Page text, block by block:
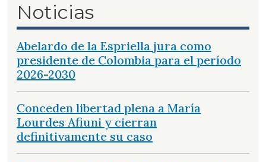
Noticias
Abelardo de la Espriella jura como
presidente de Colombia para el período
2026-2030
Conceden libertad plena a María
Lourdes Afiuni y cierran
definitivamente su caso